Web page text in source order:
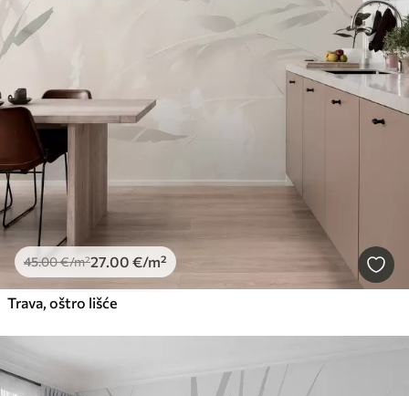
45.00€/m²27.00 €/m²
Trava, oštro lišće